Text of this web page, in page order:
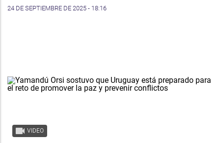
24 DE SEPTIEMBRE DE 2025 - 18:16
VIDEO